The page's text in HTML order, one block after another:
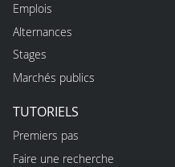
Emplois
Alternances
Stages
Marchés publics
TUTORIELS
Premiers pas
Faire une recherche